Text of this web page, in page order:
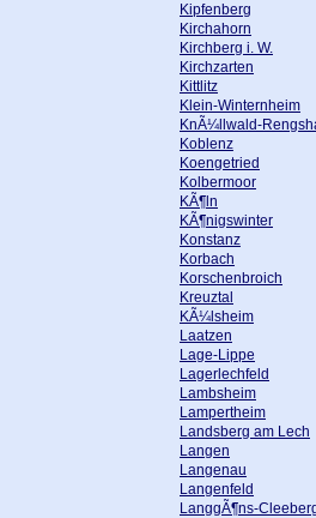
Kipfenberg
Kirchahorn
Kirchberg i. W.
Kirchzarten
Kittlitz
Klein-Winternheim
KnÃ¼llwald-
Koblenz
Koengetried
Kolbermoor
KÃ¶ln
KÃ¶nigswinter
Konstanz
Korbach
Korschenbroich
Kreuztal
KÃ¼lsheim
Laatzen
Lage-Lippe
Lagerlechfeld
Lambsheim
Lampertheim
Landsberg am Lech
Langen
Langenau
Langenfeld
LanggÃ¶ns-